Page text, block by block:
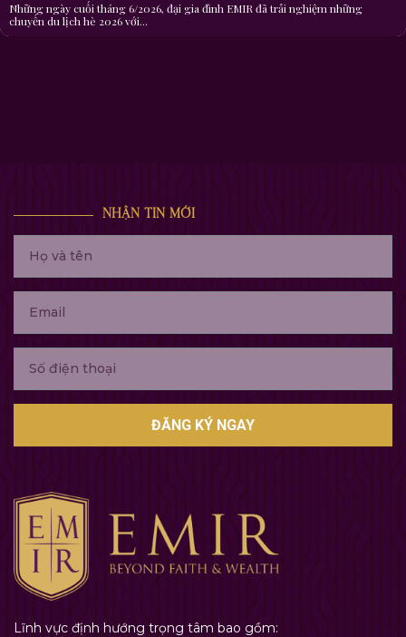
Những ngày cuối tháng 6/2026, đại gia đình EMIR đã trải nghiệm những
chuyến du lịch hè 2026 với...
NHẬN TIN MỚI
ĐĂNG KÝ NGAY
Lĩnh vực định hướng trọng tâm bao gồm: